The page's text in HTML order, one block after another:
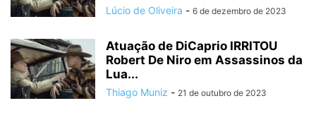
Lúcio de Oliveira - 6 de dezembro de 2023
Atuação de DiCaprio IRRITOU
Robert De Niro em Assassinos da
Lua...
Thiago Muniz - 21 de outubro de 2023